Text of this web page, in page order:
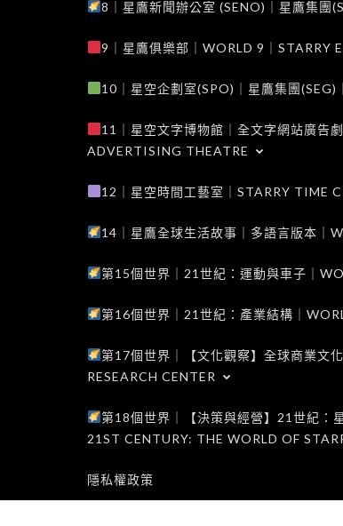
8｜星鷹新聞辦公室 (SENO)｜星鷹集團
9｜星鷹俱樂部｜WORLD 9｜STARRY
10｜星空企劃室(SPO)｜星鷹集團
11｜星空文字博物館｜全文字網站廣告
ADVERTISING THEATRE
12｜星空時間工藝室｜STARRY TIME
14｜星鷹全球生活故事｜多語言版本｜
第15個世界｜21世紀：運動與車子｜
第16個世界｜21世紀：產業結構｜
第17個世界｜【文化觀察】全球商業文
RESEARCH CENTER
第18個世界｜【決策與經營】21世紀
21ST CENTURY: THE WORLD OF
隱私權政策